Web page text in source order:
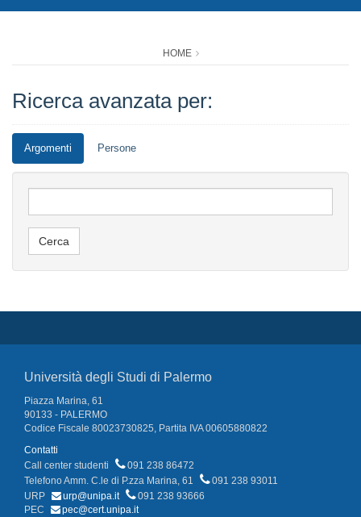
HOME
Ricerca avanzata per:
Argomenti Persone
Università degli Studi di Palermo
Piazza Marina, 61
90133 - PALERMO
Codice Fiscale 80023730825, Partita IVA 00605880822
Contatti
Call center studenti
091 238 86472
Telefono Amm. C.le di P.zza Marina, 61
091 238 93011
URP
urp@unipa.it
091 238 93666
PEC
pec@cert.unipa.it